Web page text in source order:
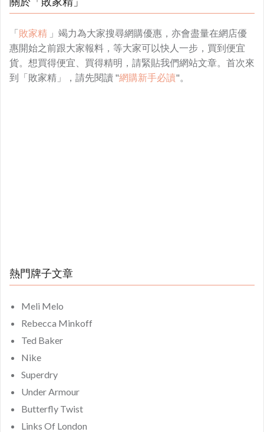
「敗家精 」竭力為大家搜尋網購優惠，亦會盡量在網店優
惠開始之前跟大家報料，等大家可以快人一步，買到便宜
貨。想買得便宜、買得精明，請緊貼我們網站文章。首次來
到「敗家精」，請先閱讀 "網購新手必讀"。
熱門牌子文章
Meli Melo
Rebecca Minkoff
Ted Baker
Nike
Superdry
Under Armour
Butterfly Twist
Links Of London